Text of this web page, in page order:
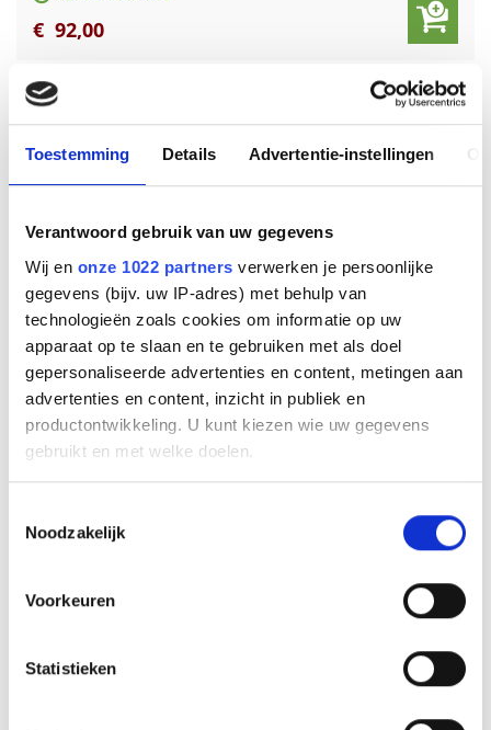
Toestemming Details Advertentie-instellingen
Verantwoord gebruik van uw gegevens
Wij en onze 1022 partners verwerken je persoonlijke
gegevens (bijv. uw IP-adres) met behulp van
technologieën zoals cookies om informatie op uw
apparaat op te slaan en te gebruiken met als doel
gepersonaliseerde advertenties en content, metingen aan
advertenties en content, inzicht in publiek en
productontwikkeling. U kunt kiezen wie uw gegevens
gebruikt en met welke doelen.
Informatie verzamelen over uw geografische
Uw apparaat identificeren door het actief te
scannen op specifieke eigenschappen (fingerprinting)
verwerkt en stel uw voorkeuren in het
detailgedeelte in.
Noodzakelijk
Voorkeuren
Statistieken
€ 92,00
Avaya IP Office Cloud Server 1000
gebruikers
Info
Ruime voorraad